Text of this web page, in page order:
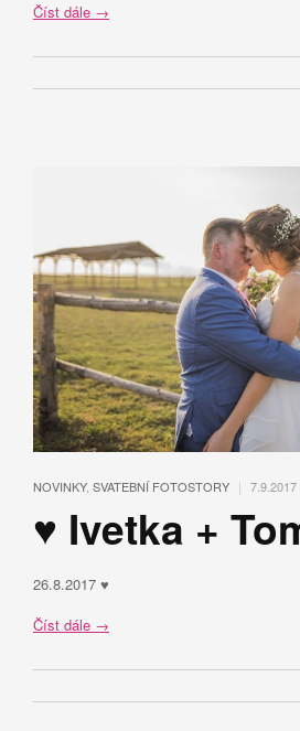
Číst dále →
NOVINKY, SVATEBNÍ FOTOSTORY | 7.9.2017
♥ Ivetka +
26.8.2017 ♥
Číst dále →